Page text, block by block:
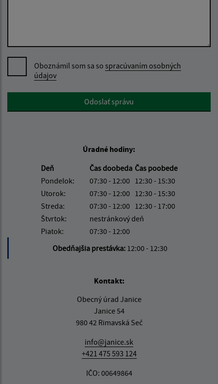
Oboznámil som sa so spracúvaním osobných
údajov
Google reCaptcha ResponseOdoslať správu
Úradné hodiny:
Deň
Čas doobeda Čas poobede
Pondelok:
07:30 - 12:00 12:30 - 15:30
Utorok:
07:30 - 12:00 12:30 - 15:30
Streda:
07:30 - 12:00 12:30 - 17:00
Štvrtok:
nestránkový deň
Piatok:
07:30 - 12:00
Obedňajšia prestávka: 12:00 - 12:30
Kontakt:
Obecný úrad Janice
Janice 54
980 42 Rimavská Seč
info@janice.sk
+421 475 593 124
IČO: 00649864